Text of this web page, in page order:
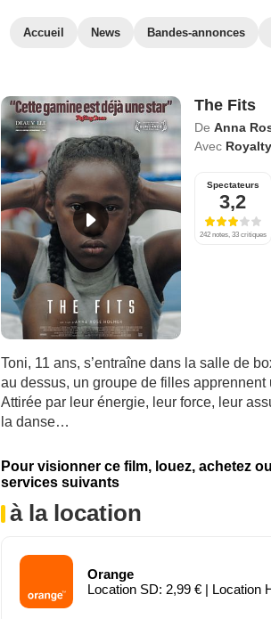
Accueil News Bandes-annonces
The Fits
De Anna
Avec
Spectateurs
3,2
242 notes, 33 critiques
Toni, 11 ans, s’entraîne dans la salle de
au dessus, un groupe de filles
Attirée par leur énergie, leur force, leur
la danse…
Pour visionner ce film, louez, achetez
services suivants
à la location
Orange
Location SD: 2,99 € | Location